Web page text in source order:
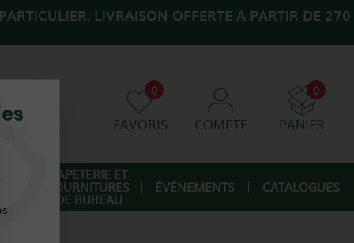
LIVRAISON OFFERTE A PARTIR DE 270
0
FAVORIS COMPTE
0
PANIER
PAPETERIE ET
FOURNITURES
DE BUREAU
ÉVÉNEMENTS CATALOGUES